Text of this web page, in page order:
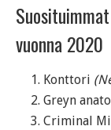
vuonna 2020
Konttori
Greyn
Criminal